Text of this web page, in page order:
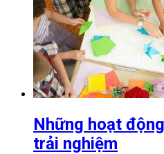
Những hoạt
trải nghiệm